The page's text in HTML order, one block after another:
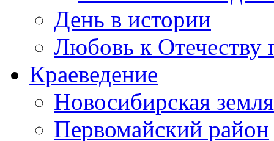
День в истории
Любовь к Отечеству
Краеведение
Новосибирская земля
Первомайский район